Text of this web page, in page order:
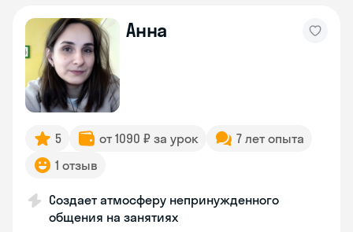
Анна
5 от 1090 ₽ за урок
7 лет опыта
1 отзыв
Создает атмосферу непринужденного
общения на занятиях